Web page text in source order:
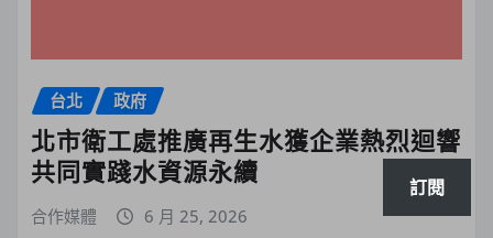
台北 政府
北市衛工處推廣再生水獲企業熱烈迴響
共同實踐水資源永續
合作媒體 6 月 25, 2026
訂閱